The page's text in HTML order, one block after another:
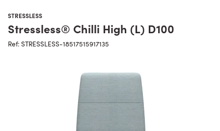
STRESSLESS
Stressless® Chilli High (L) D100
Ref: STRESSLESS-18517515917135